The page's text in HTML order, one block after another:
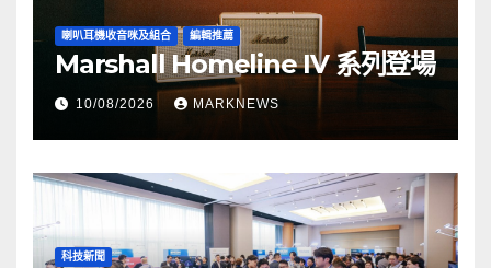
喇叭耳機收音咪及組合 編輯推薦
Marshall Homeline IV 系列登場
10/08/2026 MARKNEWS
科技新聞